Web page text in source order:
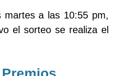
a las 10:55 pm,
el sorteo se realiza el